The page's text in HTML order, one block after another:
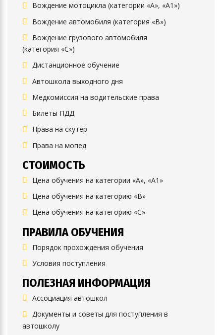
Вождение мотоцикла (категории «А», «А1»)
Вождение автомобиля (категория «B»)
Вождение грузового автомобиля
(категория «C»)
Дистанционное обучение
Автошкола выходного дня
Медкомиссия на водительские права
Билеты ПДД
Права на скутер
Права на мопед
СТОИМОСТЬ
Цена обучения на категории «А», «А1»
Цена обучения на категорию «B»
Цена обучения на категорию «C»
ПРАВИЛА ОБУЧЕНИЯ
Порядок прохождения обучения
Условия поступления
ПОЛЕЗНАЯ ИНФОРМАЦИЯ
Ассоциация автошкол
Документы и советы для поступления в
автошколу